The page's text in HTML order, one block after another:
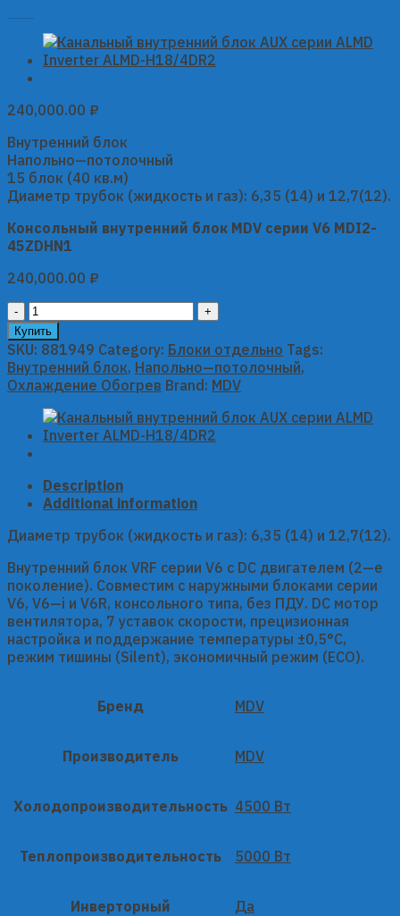
240,000.00 ₽
Внутренний блок
Напольно—потолочный
15 блок (40 кв.м)
Диаметр трубок (жидкость и газ): 6,35 (14) и 12,7(12).
Консольный внутренний блок MDV серии V6 MDI2-
45ZDHN1
240,000.00 ₽
Консольный
внутренний
блок
MDV
серии
V6
MDI2-
45ZDHN1
quantity
Купить
SKU: 881949 Category: Блоки отдельно Tags:
Внутренний блок, Напольно—потолочный,
Охлаждение Обогрев Brand: MDV
Description
Additional information
Диаметр трубок (жидкость и газ): 6,35 (14) и 12,7(12).
Внутренний блок VRF серии V6 с DC двигателем (2—е
поколение). Совместим с наружными блоками серии
V6, V6—i и V6R, консольного типа, без ПДУ. DC мотор
вентилятора, 7 уставок скорости, прецизионная
настройка и поддержание температуры ±0,5°С,
режим тишины (Silent), экономичный режим (ECO).
Бренд MDV
Производитель MDV
Холодопроизводительность 4500 Вт
Теплопроизводительность 5000 Вт
Инверторный Да